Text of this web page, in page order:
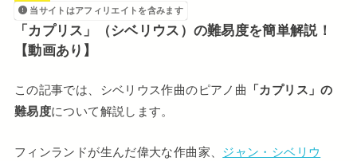
当サイトはアフィリエイトを含みます
「カプリス」（シベリウス）の難易度を簡単解説！
【動画あり】
この記事では、シベリウス作曲のピアノ曲 「カプリス」の
難易度について解説します。
フィンランドが生んだ偉大な作曲家、 ジャン・シベリウ